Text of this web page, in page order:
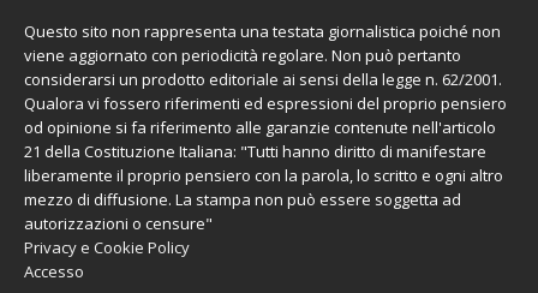
Questo sito non rappresenta una testata giornalistica poiché non
viene aggiornato con periodicità regolare. Non può pertanto
considerarsi un prodotto editoriale ai sensi della legge n. 62/2001.
Qualora vi fossero riferimenti ed espressioni del proprio pensiero
od opinione si fa riferimento alle garanzie contenute nell'articolo
21 della Costituzione Italiana: "Tutti hanno diritto di manifestare
liberamente il proprio pensiero con la parola, lo scritto e ogni altro
mezzo di diffusione. La stampa non può essere soggetta ad
autorizzazioni o censure"
Privacy e Cookie Policy
Accesso